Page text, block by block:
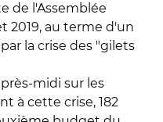
de l'Assemblée
2019, au terme d'un
la crise des "gilets
midi sur les
à cette crise, 182